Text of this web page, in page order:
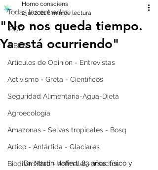
Todas las entradas
IPCC
IPBES
Artículos de Opinión - Entrevistas
Activismo - Greta - Científicos
Seguridad Alimentaria-Agua-Dieta
Agroecología
Amazonas - Selvas tropicales - Bosq
Artico - Antártida - Glaciares
Biodiversidad - Animales- Insectos
"No nos queda tiempo.
Ya está ocurriendo"
Homo consciens
2 jul 20216 min de lectura
Dr. Martin Hoffert, 83 años, físico y